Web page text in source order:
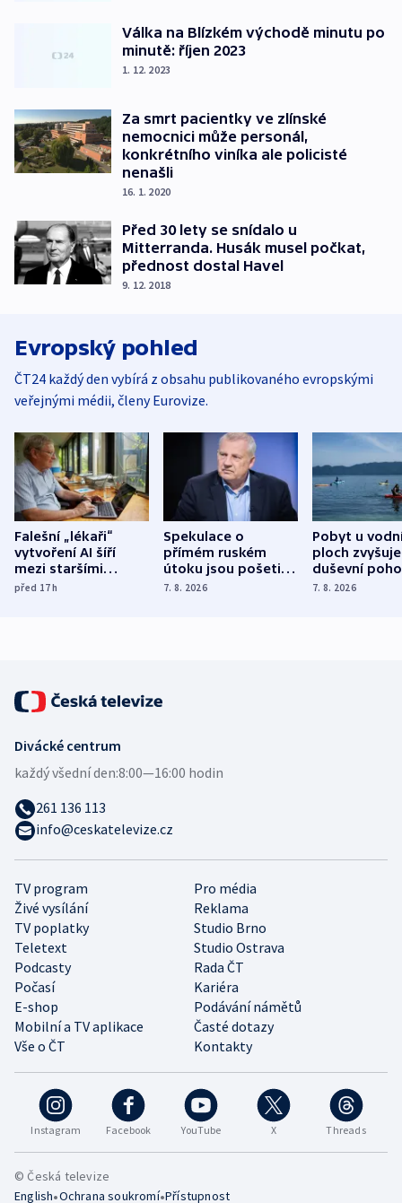
Válka na Blízkém východě minutu po
minutě: říjen 2023
1. 12. 2023
Za smrt pacientky ve zlínské
nemocnici může personál,
konkrétního viníka ale policisté
nenašli
16. 1. 2020
Před 30 lety se snídalo u
Mitterranda. Husák musel počkat,
přednost dostal Havel
9. 12. 2018
Evropský pohled
ČT24 každý den vybírá z obsahu publikovaného evropskými
veřejnými médii, členy Eurovize.
Falešní „lékaři“
vytvoření AI šíří
mezi staršími
Poláky nebezpečné
před 17h
Spekulace o
přímém ruském
útoku jsou pošetilé,
míní estonský
7. 8. 2026
Pobyt u
ploch zvyšuje
duševní
ukázala
7. 8. 2026
Instagram Facebook YouTube X Threads
TV program
Pro média
Živé vysílání
Reklama
TV poplatky
Studio Brno
Teletext
Studio Ostrava
Podcasty
Rada ČT
Počasí
Kariéra
E-shop
Podávání námětů
Mobilní a TV aplikace
Časté dotazy
Vše o ČT
Kontakty
Divácké centrum
každý všední den:8:00—16:00 hodin
261 136 113
info@ceskatelevize.cz
© Česká televize
English•Ochrana soukromí•Přístupnost